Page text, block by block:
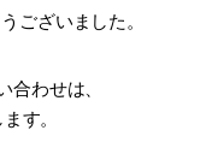
ございました。
合わせは、
す。